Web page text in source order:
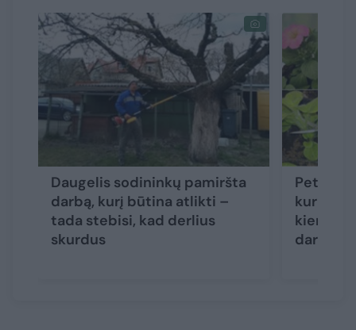
Daugelis sodininkų pamiršta
darbą, kurį būtina atlikti –
tada stebisi, kad derlius
skurdus
kurios
daroma